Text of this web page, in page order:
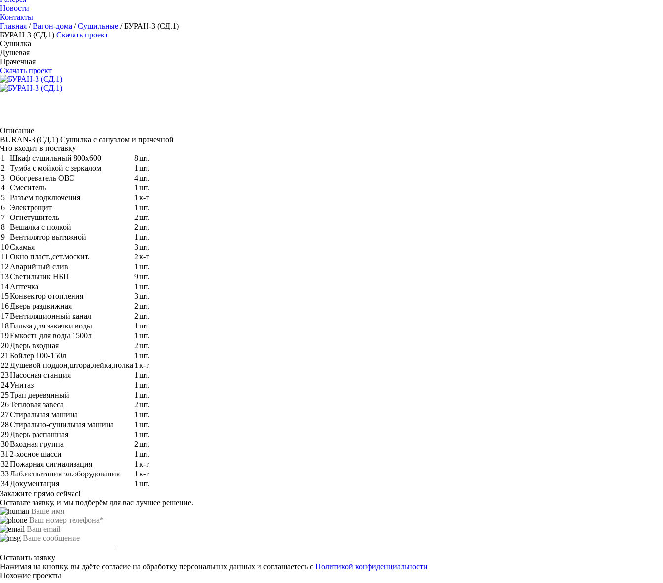
Новости
Контакты
Главная /Вагон-дома /Сушильные /БУРАН-3 (СД.1)
БУРАН-3 (СД.1) Скачать проект
Сушилка
Душевая
Прачечная
Скачать проект
Описание
BURAN-3 (СД.1) Сушилка с санузлом и прачечной
Что входит в поставку
1
Шкаф сушильный 800х600 8шт.
2
Тумба с мойкой с зеркалом 1 шт.
3 Обогреватель ОВЭ 4шт.
4 Смеситель 1 шт.
5 Разъем подключения 1 к-т
6 Электрощит 1 шт.
7 Огнетушитель 2шт.
8 Вешалка с полкой 2шт.
9 Вентилятор вытяжной 1 шт.
10Скамья 3шт.
11 Окно пласт.,сет.москит. 2к-т
12 Аварийный слив 1 шт.
13Светильник НБП 9шт.
14Аптечка 1 шт.
15Конвектор отопления 3шт.
16Дверь раздвижная 2шт.
17Вентиляционный канал 2шт.
18Гильза для закачки воды 1 шт.
19Емкость для воды 1500л 1 шт.
20Дверь входная 2шт.
21 Бойлер 100-150л 1 шт.
22 Душевой поддон,штора,лейка,полка 1 к-т
23Насосная станция 1 шт.
24Унитаз 1 шт.
25Трап деревянный 1 шт.
26Тепловая завеса 2шт.
27Стиральная машина 1 шт.
28Стирально-сушильная машина 1 шт.
29Дверь распашная 1 шт.
30Входная группа 2шт.
31 2-хосное шасси 1 шт.
32Пожарная сигнализация 1 к-т
33Лаб.испытания эл.оборудования 1 к-т
34Документация 1 шт.
Закажите прямо сейчас!
Оставьте заявку, и мы подберём для вас лучшее решение.
Оставить заявку
Нажимая на кнопку, вы даёте согласие на обработку персональных данных и соглашаетесь с Политикой конфиденциальности
Похожие проекты